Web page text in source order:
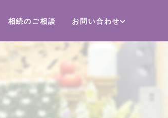
相続のご相談 お問い合わせ